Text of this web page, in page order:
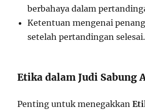
berbahaya dalam
Ketentuan mengenai
setelah pertandingan selesai.
Etika dalam Judi Sabung
Penting untuk menegakkan